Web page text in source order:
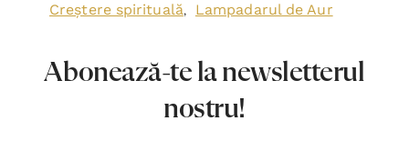
Creștere spirituală, Lampadarul de Aur
Abonează-te la newsletterul
nostru!